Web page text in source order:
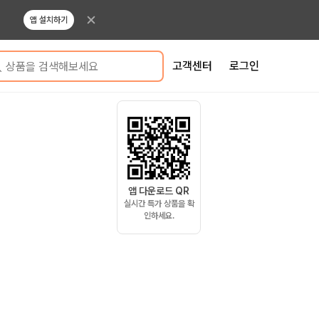
앱 설치하기
상품을 검색해보세요 고객센터 로그인
앱 다운로드 QR
실시간 특가 상품을 확
인하세요.